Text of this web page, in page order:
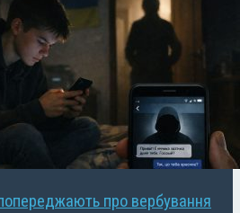
про вербування